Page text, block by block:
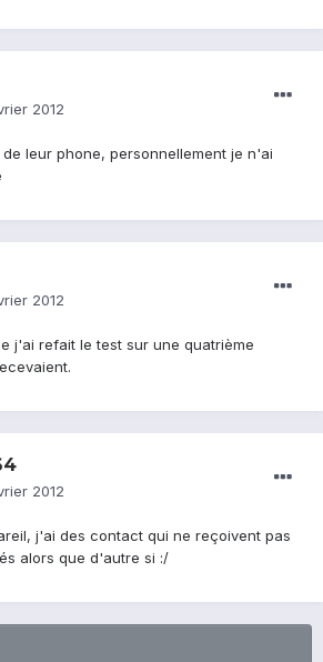
2012
leur phone, personnellement je n'ai
2012
j'ai refait le test sur une quatrième
2012
j'ai des contact qui ne reçoivent pas
alors que d'autre si :/